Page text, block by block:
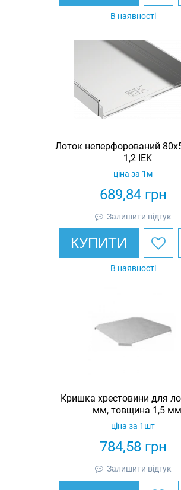
В наявності
Лоток неперфорований
1,2 IEK
689,84грн
ціна за 1м
Залишити відгук
КУПИТИ
В наявності
Кришка хрестовини для
мм, товщина 1,5
гарячеоцинкована,
784,58грн
ціна за 1шт
Залишити відгук